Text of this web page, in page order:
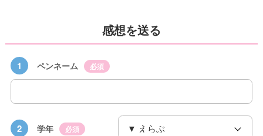
感想を送る
1 ペンネーム 必須
2 学年 必須